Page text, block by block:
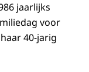
jaarlijks
voor
40-jarig